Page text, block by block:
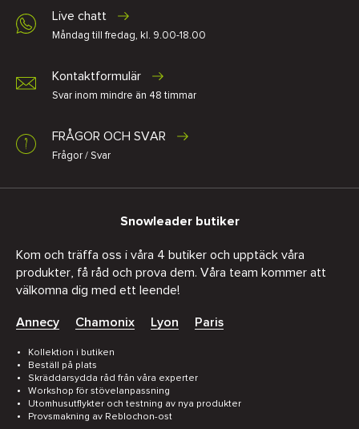
Live chatt
Måndag till fredag, kl. 9.00-18.00
Kontaktformulär
Svar inom mindre än 48 timmar
FRÅGOR OCH SVAR
Frågor / Svar
Snowleader butiker
Kom och träffa oss i våra 4 butiker och upptäck våra
produkter, få råd och prova dem. Våra team kommer att
välkomna dig med ett leende!
Annecy Chamonix Lyon Paris
Kollektion i butiken
Beställ på plats
Skräddarsydda råd från våra experter
Workshop för stövelanpassning
Utomhusutflykter och testning av nya produkter
Provsmakning av Reblochon-ost